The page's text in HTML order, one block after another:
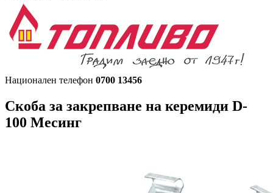
Национален телефон 0700 13456
Скоба за закрепване на керемиди D-
100 Месинг